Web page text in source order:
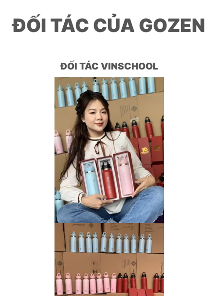
ĐỐI TÁC CỦA GOZEN
ĐỐI TÁC VINSCHOOL